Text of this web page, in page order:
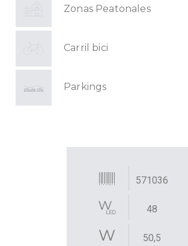
Zonas Peatonales
Carril bici
Parkings
571036
48
50,5